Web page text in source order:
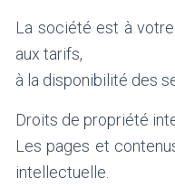
La société est à
aux tarifs,
à la disponibilité des
Droits de propriété
Les pages et
intellectuelle.